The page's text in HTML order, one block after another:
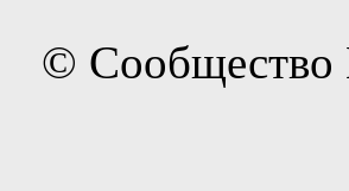
© Сообщество